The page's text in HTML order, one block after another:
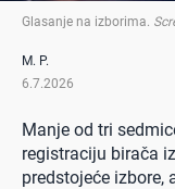
Glasanje na izborima
M. P.
6.7.2026
Manje od tri
registraciju birača
predstojeće izbore,